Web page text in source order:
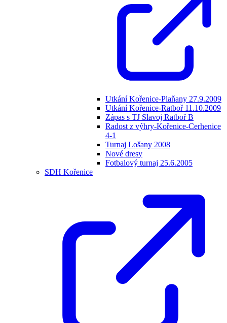
Utkání Kořenice-Plaňany 27.9.2009
Utkání Kořenice-Ratboř 11.10.2009
Zápas s TJ Slavoj Ratboř B
Radost z výhry-Kořenice-Cerhenice
4-1
Turnaj Lošany 2008
Nové dresy
Fotbalový turnaj 25.6.2005
SDH Kořenice